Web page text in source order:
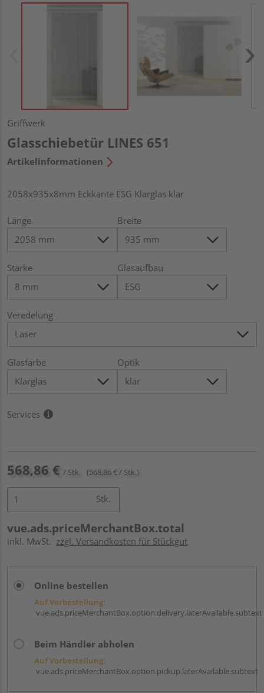
Griffwerk
Glasschiebetür LINES 651
Artikelinformationen
2058x935x8mm Eckkante ESG Klarglas klar
Länge Breite
Stärke Glasaufbau
Veredelung
Glasfarbe Optik
Services
568,86 € / Stk. (568,86 € / Stk.)
Stk.
vue.ads.priceMerchantBox.total
inkl. MwSt. zzgl. Versandkosten für Stückgut
Online bestellen
Auf Vorbestellung:
vue.ads.priceMerchantBox.option.delivery.laterAvailable.subtext
Beim Händler abholen
Auf Vorbestellung:
vue.ads.priceMerchantBox.option.pickup.laterAvailable.subtext